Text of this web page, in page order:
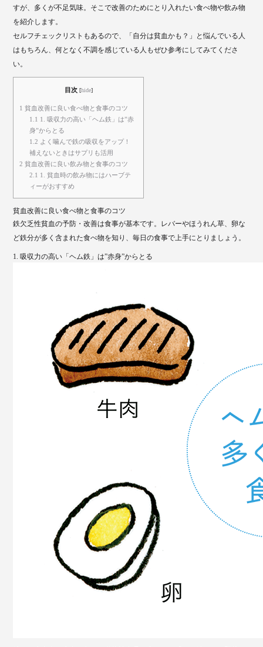
すが、多くが不足気味。そこで改善のためにとり入れたい食べ物や飲み物
を紹介します。
セルフチェックリストもあるので、「自分は貧血かも？」と悩んでいる人
はもちろん、何となく不調を感じている人もぜひ参考にしてみてくださ
い。
目次 [hide]
1 貧血改善に良い食べ物と食事のコツ
1.1 1. 吸収力の高い「ヘム鉄」は”赤
身”からとる
1.2 よく噛んで鉄の吸収をアップ！
補えないときはサプリも活用
2 貧血改善に良い飲み物と食事のコツ
2.1 1. 貧血時の飲み物にはハーブテ
ィーがおすすめ
貧血改善に良い食べ物と食事のコツ
鉄欠乏性貧血の予防・改善は食事が基本です。レバーやほうれん草、卵な
ど鉄分が多く含まれた食べ物を知り、毎日の食事で上手にとりましょう。
1. 吸収力の高い「ヘム鉄」は”赤身”からとる